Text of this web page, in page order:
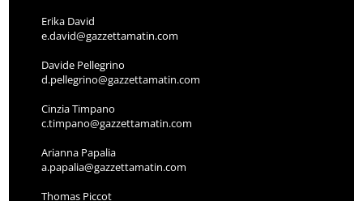
Erika David
e.david@gazzettamatin.com
Davide Pellegrino
d.pellegrino@gazzettamatin.com
Cinzia Timpano
c.timpano@gazzettamatin.com
Arianna Papalia
a.papalia@gazzettamatin.com
Thomas Piccot